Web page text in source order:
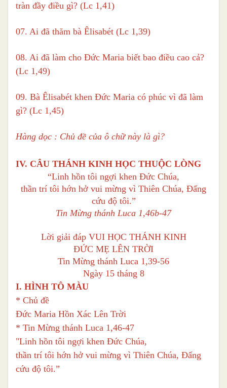
tràn đầy điều gì? (Lc 1,41)
07. Ai đã thăm bà Êlisabét (Lc 1,39)
08. Ai đã làm cho Đức Maria biết bao điều cao cả?
(Lc 1,49)
09. Bà Êlisabét khen Đức Maria có phúc vì đã làm
gì? (Lc 1,45)
Hàng dọc : Chủ đề của ô chữ này là gì?
IV. CÂU THÁNH KINH HỌC THUỘC LÒNG
“Linh hồn tôi ngợi khen Đức Chúa,
thần trí tôi hớn hở vui mừng vì Thiên Chúa, Đấng
cứu độ tôi.”
Tin Mừng thánh Luca 1,46b-47
Lời giải đáp VUI HỌC THÁNH KINH
ĐỨC MẸ LÊN TRỜI
Tin Mừng thánh Luca 1,39-56
Ngày 15 tháng 8
I. HÌNH TÔ MÀU
* Chủ đề
Đức Maria Hồn Xác Lên Trời
* Tin Mừng thánh Luca 1,46-47
"Linh hồn tôi ngợi khen Đức Chúa,
thần trí tôi hớn hở vui mừng vì Thiên Chúa, Đấng
cứu độ tôi.”